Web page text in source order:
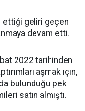
ettiği geliri geçen
devam etti.
2022 tarihinden
aşmak için,
bulunduğu pek
satın almıştı.